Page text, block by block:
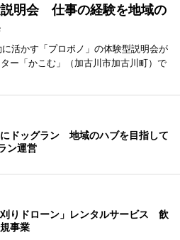
明会 仕事の経験を地域の
活かす「プロボノ」の体験型説明会が
ー「かこむ」（加古川市加古川町）で
ドッグラン 地域のハブを目指して
ン運営
りドローン」レンタルサービス 飲
事業